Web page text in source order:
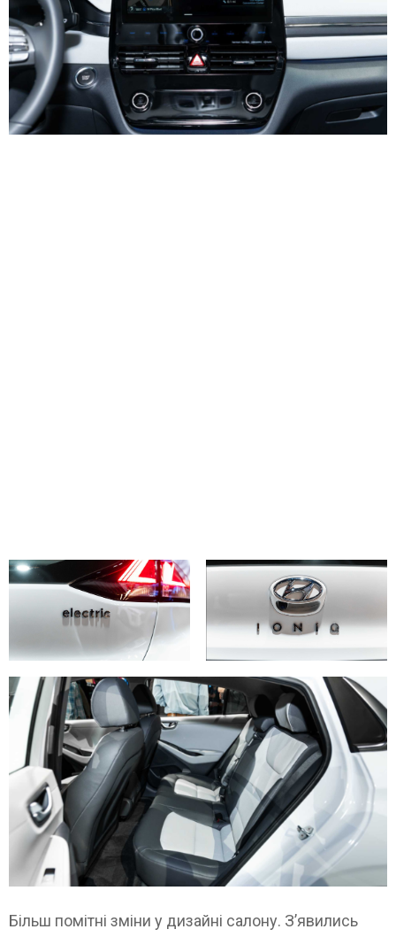
Більш помітні зміни у дизайні салону. З’явились